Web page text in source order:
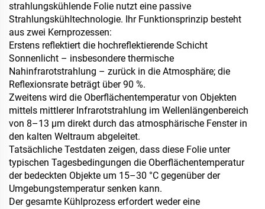
strahlungskühlende Folie nutzt eine passive
Strahlungskühltechnologie. Ihr Funktionsprinzip besteht
aus zwei Kernprozessen:
Erstens reflektiert die hochreflektierende Schicht
Sonnenlicht – insbesondere thermische
Nahinfrarotstrahlung – zurück in die Atmosphäre; die
Reflexionsrate beträgt über 90 %.
Zweitens wird die Oberflächentemperatur von Objekten
mittels mittlerer Infrarotstrahlung im Wellenlängenbereich
von 8–13 μm direkt durch das atmosphärische Fenster in
den kalten Weltraum abgeleitet.
Tatsächliche Testdaten zeigen, dass diese Folie unter
typischen Tagesbedingungen die Oberflächentemperatur
der bedeckten Objekte um 15–30 °C gegenüber der
Umgebungstemperatur senken kann.
Der gesamte Kühlprozess erfordert weder eine